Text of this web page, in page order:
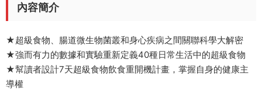
內容簡介
★超級食物、腸道微生物菌叢和身心疾病之間關聯科學大解密
★強而有力的數據和實驗重新定義40種日常生活中的超級食物
★幫讀者設計7天超級食物飲食重開機計畫，掌握自身的健康主
導權